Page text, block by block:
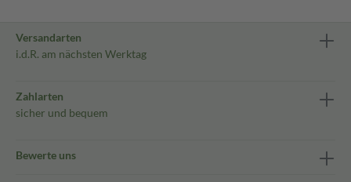
Versandarten
i.d.R. am nächsten Werktag
Zahlarten
sicher und bequem
Bewerte uns